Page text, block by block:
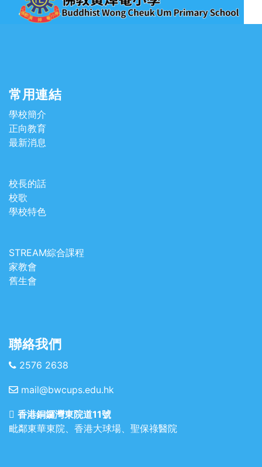
常用連結
學校簡介
正向教育
最新消息
校長的話
校歌
學校特色
STREAM綜合課程
家教會
舊生會
聯絡我們
2576 2638
mail@bwcups.edu.hk
香港銅鑼灣東院道11號
毗鄰東華東院、香港大球場、聖保祿醫院